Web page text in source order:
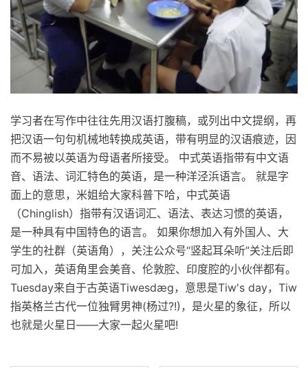
学习者在写作中往往先用汉语打腹稿，或列出中文提纲，再
把汉语一句句机械地转换成英语，带有明显的汉语痕迹，因
而不易被以英语为母语者所接受。 中式英语指带有中文语
音、语法、词汇特色的英语，是一种洋泾浜语言。 就是字
面上的意思，米姐给大家科普下哈，中式英语
（Chinglish）指带有汉语词汇、语法、表达习惯的英语，
是一种具有中国特色的语言。 如果你想加入有外国人、大
学生的社群（英语角），关注公众号“竖起耳朵听”关注后即
可加入，英语角里会美音、伦敦腔、印度腔的小伙伴都有。
Tuesday来自于古英语Tiwesdæg，意思是Tiw's day，Tiw
指英格兰古代一位独臂男神(杨过?!)，是火星的象征，所以
也就是火星日——大家一起火星吧!